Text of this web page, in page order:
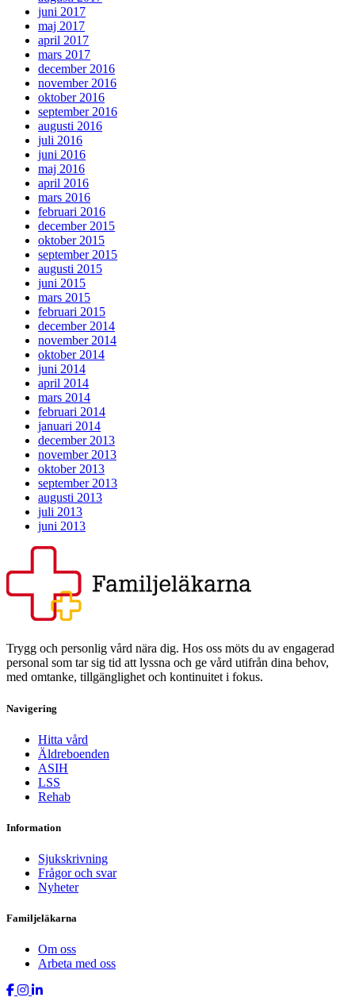
juni 2017
maj 2017
april 2017
mars 2017
december 2016
november 2016
oktober 2016
september 2016
augusti 2016
juli 2016
juni 2016
maj 2016
april 2016
mars 2016
februari 2016
december 2015
oktober 2015
september 2015
augusti 2015
juni 2015
mars 2015
februari 2015
december 2014
november 2014
oktober 2014
juni 2014
april 2014
mars 2014
februari 2014
januari 2014
december 2013
november 2013
oktober 2013
september 2013
augusti 2013
juli 2013
juni 2013
Trygg och personlig vård nära dig. Hos oss möts du av engagerad
personal som tar sig tid att lyssna och ge vård utifrån dina behov,
med omtanke, tillgänglighet och kontinuitet i fokus.
Navigering
Hitta vård
Äldreboenden
ASIH
LSS
Rehab
Information
Sjukskrivning
Frågor och svar
Nyheter
Familjeläkarna
Om oss
Arbeta med oss